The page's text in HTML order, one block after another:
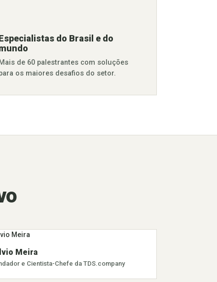
do Brasil e do
Mais de 60 palestrantes com soluções
os maiores desafios do setor.
Meira
e Cientista-Chefe da TDS.company